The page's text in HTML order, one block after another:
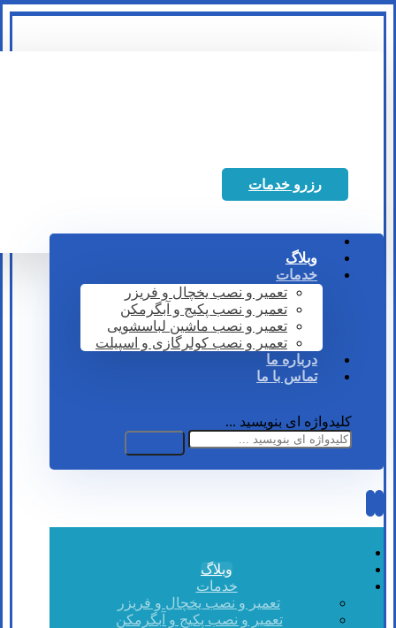
رزرو خدمات
وبلاگ
خدمات
تعمیر و نصب یخچال و فریزر
تعمیر و نصب پکیج و آبگرمکن
تعمیر و نصب ماشین لباسشویی
تعمیر و نصب کولرگازی و اسپیلت
درباره ما
تماس با ما
کلیدواژه ای بنویسید ...
وبلاگ
خدمات
تعمیر و نصب یخچال و فریزر
تعمیر و نصب پکیج و آبگرمکن